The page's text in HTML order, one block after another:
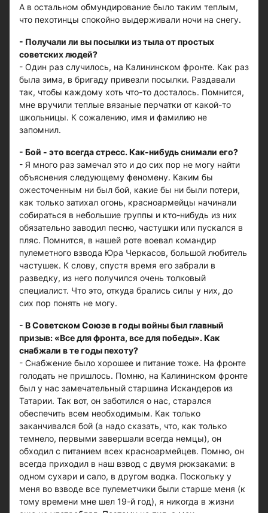
А в остальном обмундирование было таким теплым,
что пехотинцы спокойно выдерживали ночи на снегу.
- Получали ли вы посылки из тыла от простых
советских людей?
- Один раз случилось, на Калининском фронте. Как раз
была зима, в бригаду привезли посылки. Раздавали
так, чтобы каждому хоть что-то досталось. Помнится,
мне вручили теплые вязаные перчатки от какой-то
школьницы. К сожалению, имя и фамилию не
запомнил.
- Бой - это всегда стресс. Как-нибудь снимали его?
- Я много раз замечал это и до сих пор не могу найти
объяснения следующему феномену. Каким бы
ожесточенным ни был бой, какие бы ни были потери,
как только затихал огонь, красноармейцы начинали
собираться в небольшие группы и кто-нибудь из них
обязательно заводил песню, частушки или пускался в
пляс. Помнится, в нашей роте воевал командир
пулеметного взвода Юра Черкасов, большой любитель
частушек. К слову, спустя время его забрали в
разведку, из него получился очень толковый
специалист. Что это, откуда брались силы у них, до
сих пор понять не могу.
- В Советском Союзе в годы войны был главный
призыв: «Все для фронта, все для победы». Как
снабжали в те годы пехоту?
- Снабжение было хорошее и питание тоже. На фронте
голодать не пришлось. Помню, на Калининском фронте
был у нас замечательный старшина Искандеров из
Татарии. Так вот, он заботился о нас, старался
обеспечить всем необходимым. Как только
заканчивался бой (а надо сказать, что, как только
темнело, первыми завершали всегда немцы), он
обходил с питанием всех красноармейцев. Помню, он
всегда приходил в наш взвод с двумя рюкзаками: в
одном сухари и сало, в другом водка. Поскольку у
меня во взводе все пулеметчики были старше меня (к
тому времени мне шел 19-й год), я никогда в жизни